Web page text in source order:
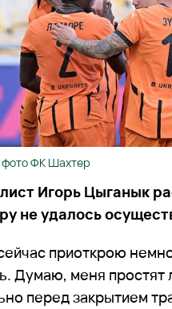
ФК Шахтер
Игорь Цыганык
не удалось
приоткрою
Думаю, меня простят
перед закрытием